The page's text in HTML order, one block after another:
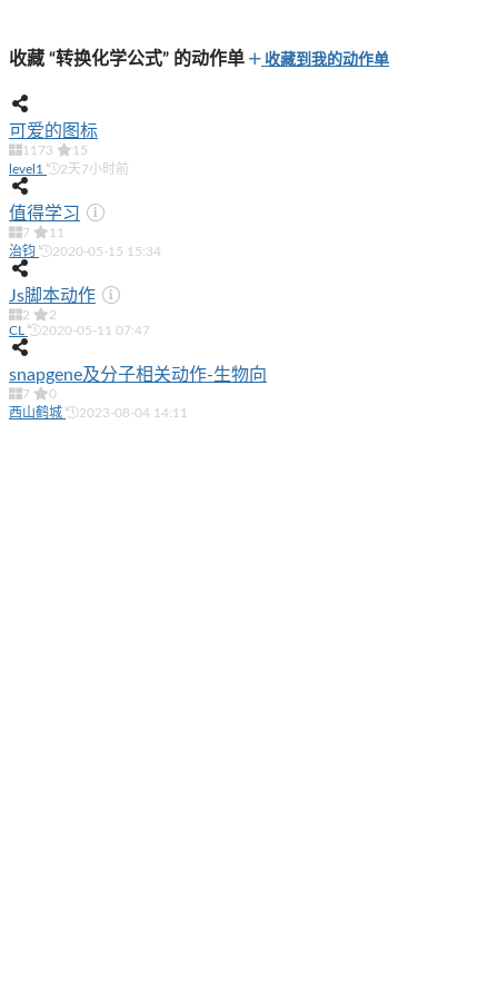
收藏 “转换化学公式” 的动作单 收藏到我的动作单
可爱的图标
1173
15
level1
2天7小时前
值得学习
7
11
治钧
2020-05-15 15:34
Js脚本动作
2
2
CL
2020-05-11 07:47
snapgene及分子相关动作-生物向
7
0
西山鹤城
2023-08-04 14:11